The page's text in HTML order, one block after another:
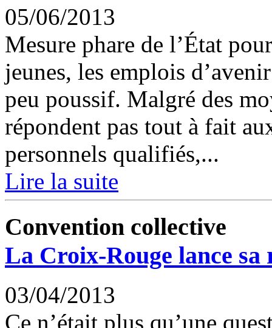
05/06/2013
Mesure phare de l’État
jeunes, les emplois
peu poussif. Malgré des
répondent pas tout à fait
personnels qualifiés,...
Lire la suite
Convention collective
La Croix-Rouge lance sa
03/04/2013
Ce n’était plus qu’une